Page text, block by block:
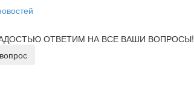
ОТВЕТИМ НА ВСЕ ВАШИ ВОПРОСЫ!